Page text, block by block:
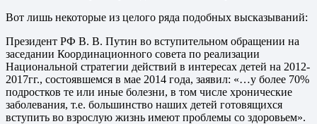
Вот лишь некоторые из целого ряда подобных высказываний:
Президент РФ В. В. Путин во вступительном обращении на
заседании Координационного совета по реализации
Национальной стратегии действий в интересах детей на 2012-
2017гг., состоявшемся в мае 2014 года, заявил: «…у более 70%
подростков те или иные болезни, в том числе хронические
заболевания, т.е. большинство наших детей готовящихся
вступить во взрослую жизнь имеют проблемы со здоровьем».